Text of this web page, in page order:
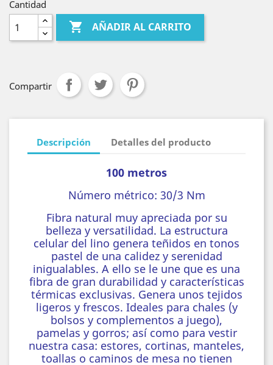
Cantidad
 AÑADIR AL CARRITO
Compartir
Descripción Detalles del producto
100 metros
Número métrico: 30/3 Nm
Fibra natural muy apreciada por su
belleza y versatilidad. La estructura
celular del lino genera teñidos en tonos
pastel de una calidez y serenidad
inigualables. A ello se le une que es una
fibra de gran durabilidad y características
térmicas exclusivas. Genera unos tejidos
ligeros y frescos. Ideales para chales (y
bolsos y complementos a juego),
pamelas y gorros; así como para vestir
nuestra casa: estores, cortinas, manteles,
toallas o caminos de mesa no tienen